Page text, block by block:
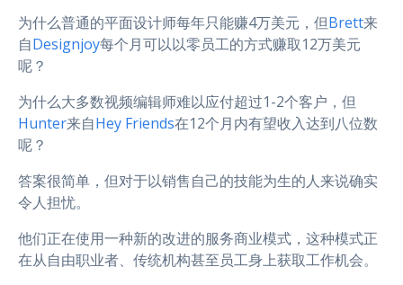
为什么普通的平面设计师每年只能赚4万美元，但Brett来
自Designjoy每个月可以以零员工的方式赚取12万美元
呢？
为什么大多数视频编辑师难以应付超过1-2个客户，但
Hunter来自Hey Friends在12个月内有望收入达到八位数
呢？
答案很简单，但对于以销售自己的技能为生的人来说确实
令人担忧。
他们正在使用一种新的改进的服务商业模式，这种模式正
在从自由职业者、传统机构甚至员工身上获取工作机会。